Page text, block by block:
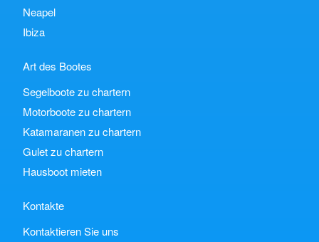
Neapel
Ibiza
Art des Bootes
Segelboote zu chartern
Motorboote zu chartern
Katamaranen zu chartern
Gulet zu chartern
Hausboot mieten
Kontakte
Kontaktieren Sie uns